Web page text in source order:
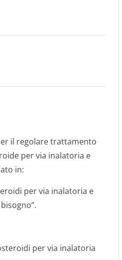
il regolare trattamento
per via inalatoria e
in:
per via inalatoria e
per via inalatoria